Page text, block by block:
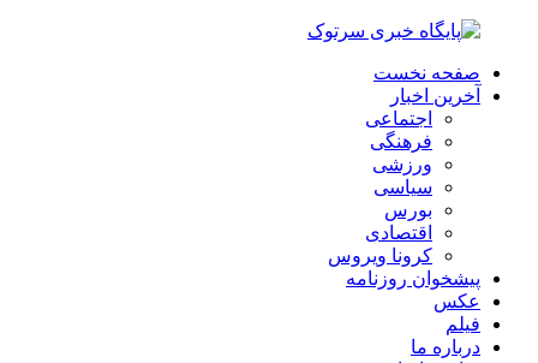
صفحه نخست
آخرین اخبار
اجتماعی
فرهنگی
ورزشی
سیاسی
بورس
اقتصادی
کرونا ویروس
پیشخوان روزنامه
عکس
فیلم
درباره ما